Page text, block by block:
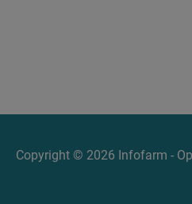
Copyright © 2026 Infofarm -